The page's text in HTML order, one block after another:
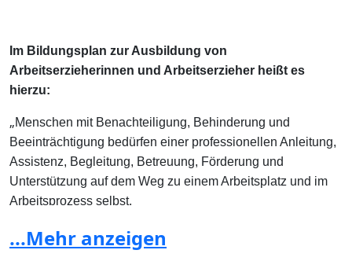
Im Bildungsplan zur Ausbildung von
Arbeitserzieherinnen und Arbeitserzieher heißt es
hierzu:
„Menschen mit Benachteiligung, Behinderung und
Beeinträchtigung bedürfen einer professionellen Anleitung,
Assistenz, Begleitung, Betreuung, Förderung und
Unterstützung auf dem Weg zu einem Arbeitsplatz und im
Arbeitsprozess selbst.
Arbeitserzieherinnen und Arbeitserzieher* sind
professionelle Dienstleisterinnen im Lebensbereich Arbeit
...Mehr anzeigen